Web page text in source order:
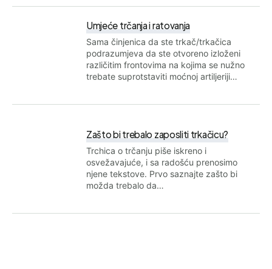
Umjeće trčanja i ratovanja
Sama činjenica da ste trkač/trkačica
podrazumjeva da ste otvoreno izloženi
različitim frontovima na kojima se nužno
trebate suprotstaviti moćnoj artiljeriji…
Zašto bi trebalo zaposliti trkačicu?
Trchica o trčanju piše iskreno i
osvežavajuće, i sa radošću prenosimo
njene tekstove. Prvo saznajte zašto bi
možda trebalo da…